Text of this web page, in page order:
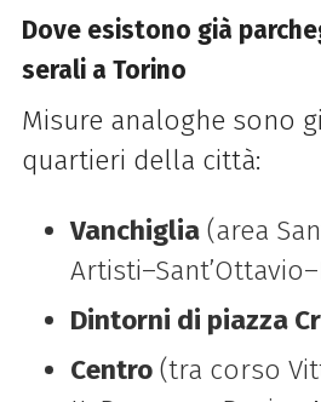
Dove esistono già
serali a Torino
Misure analoghe sono
quartieri della città:
Vanchiglia(area
Dintorni di piazza
Centro(tra corso